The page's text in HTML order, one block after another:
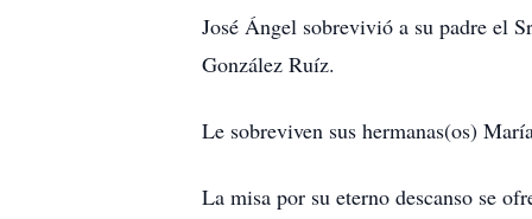
José Ángel sobrevivió a su padre el
González Ruíz.
Le sobreviven sus hermanas(os)
La misa por su eterno descanso se